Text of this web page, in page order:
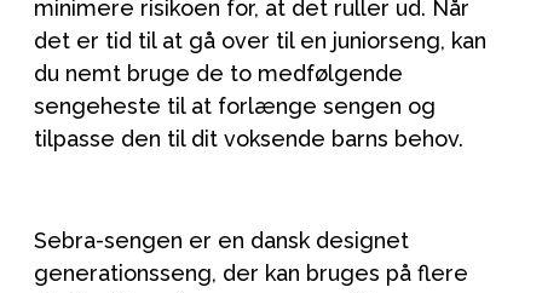
minimere risikoen for, at det ruller ud. Når
det er tid til at gå over til en juniorseng, kan
du nemt bruge de to medfølgende
sengeheste til at forlænge sengen og
tilpasse den til dit voksende barns behov.
Sebra-sengen er en dansk designet
generationsseng, der kan bruges på flere